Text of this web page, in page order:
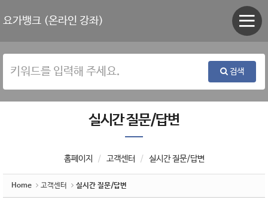
요가뱅크 (온라인 강좌)
검색
실시간 질문/답변
홈페이지 고객센터 실시간 질문/답변
Home 고객센터 실시간 질문/답변